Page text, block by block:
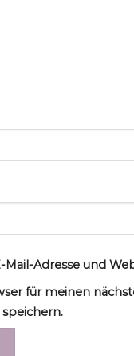
Mail-Adresse und
für meinen